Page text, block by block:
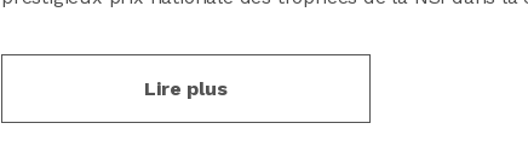
Lire plus